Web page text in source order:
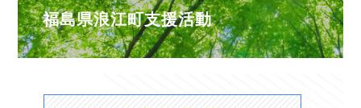
福島県浪江町支援活動